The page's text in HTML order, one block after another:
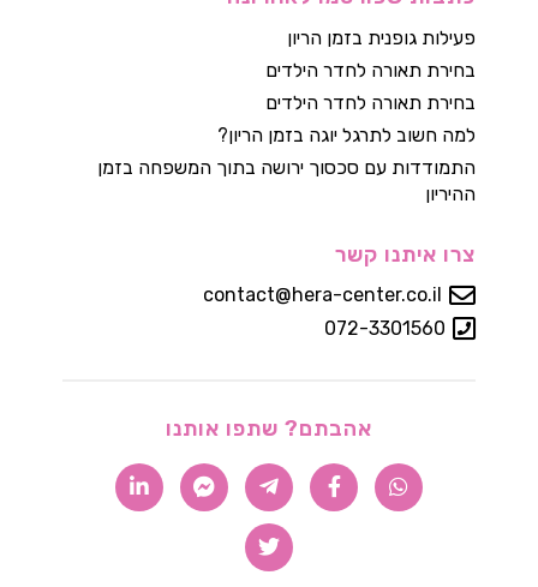
פעילות גופנית בזמן הריון
בחירת תאורה לחדר הילדים
בחירת תאורה לחדר הילדים
למה חשוב לתרגל יוגה בזמן הריון?
התמודדות עם סכסוך ירושה בתוך המשפחה בזמן
ההיריון
צרו איתנו קשר
contact@hera-center.co.il
072-3301560
אהבתם? שתפו אותנו